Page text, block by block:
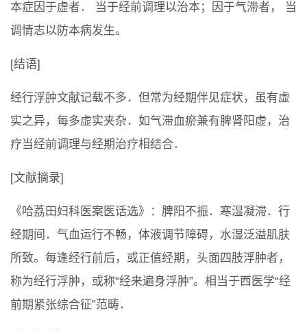
本症因于虚者． 当于经前调理以治本；因于气滞者， 当
调情志以防本病发生。
[结语]
经行浮肿文献记载不多．但常为经期伴见症状，虽有虚
实之异，每多虚实夹杂．如气滞血瘀兼有脾肾阳虚，治
疗当经前调理与经期治疗相结合．
[文献摘录]
《哈荔田妇科医案医话选》：脾阳不振．寒湿凝滞．行
经期间．气血运行不畅，体液调节障碍，水湿泛溢肌肤
所致。每逢经行前后，或正值经期，头面四肢浮肿者，
称为经行浮肿，或称“经来遍身浮肿”。相当于西医学“经
前期紧张综合征”范畴．